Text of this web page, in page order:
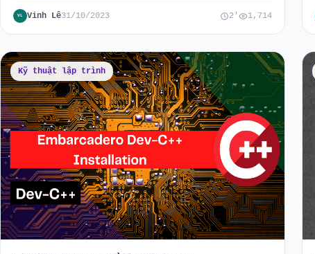
VL Vinh Lê31/10/2023 2' 1,714
Kỹ thuật lập trình